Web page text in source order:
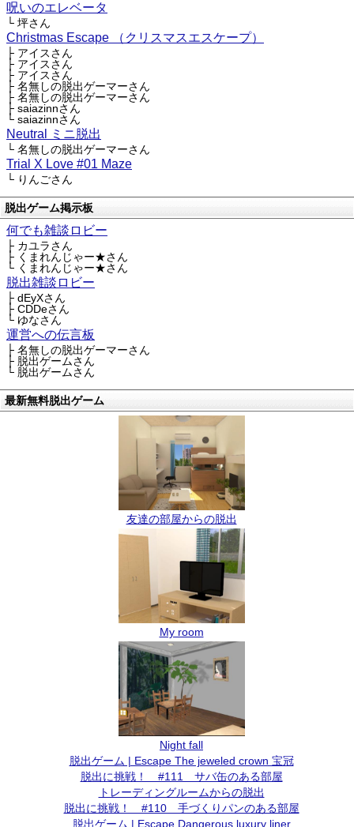
呪いのエレベータ
└ 坪さん
Christmas Escape （クリスマスエスケープ）
├ アイスさん
├ アイスさん
├ アイスさん
├ 名無しの脱出ゲーマーさん
├ 名無しの脱出ゲーマーさん
├ saiazinnさん
└ saiazinnさん
Neutral ミニ脱出
└ 名無しの脱出ゲーマーさん
Trial X Love #01 Maze
└ りんごさん
脱出ゲーム掲示板
何でも雑談ロビー
├ カユラさん
├ くまれんじゃー★さん
└ くまれんじゃー★さん
脱出雑談ロビー
├ dEyXさん
├ CDDeさん
└ ゆなさん
運営への伝言板
├ 名無しの脱出ゲーマーさん
├ 脱出ゲームさん
└ 脱出ゲームさん
最新無料脱出ゲーム
友達の部屋からの脱出
My room
Night fall
脱出ゲーム | Escape The jeweled crown 宝冠
脱出に挑戦！ #111 サバ缶のある部屋
トレーディングルームからの脱出
脱出に挑戦！ #110 手づくりパンのある部屋
脱出ゲーム | Escape Dangerous luxury liner